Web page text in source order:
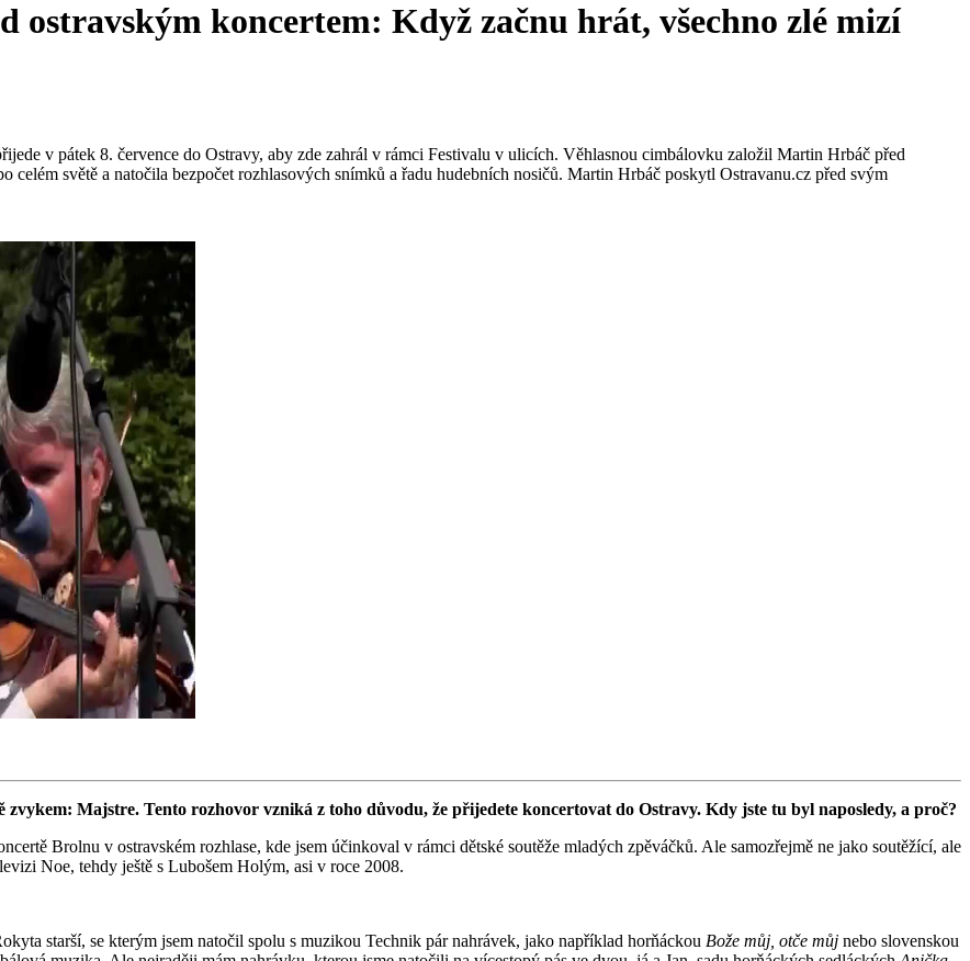
koncertem: Když začnu hrát, všechno zlé mizí
v pátek 8. července do Ostravy, aby zde zahrál v rámci Festivalu v ulicích. Věhlasnou cimbálovku založil Martin Hrbáč před
celém světě a natočila bezpočet rozhlasových snímků a řadu hudebních nosičů. Martin Hrbáč poskytl Ostravanu.cz před svým
Majstre. Tento rozhovor vzniká z toho důvodu, že přijedete koncertovat do Ostravy. Kdy jste tu byl naposledy, a proč?
Brolnu v ostravském rozhlase, kde jsem účinkoval v rámci dětské soutěže mladých zpěváčků. Ale samozřejmě ne jako soutěžící, ale
Noe, tehdy ještě s Lubošem Holým, asi v roce 2008.
starší, se kterým jsem natočil spolu s muzikou Technik pár nahrávek, jako například horňáckou Bože můj, otče můj nebo slovenskou